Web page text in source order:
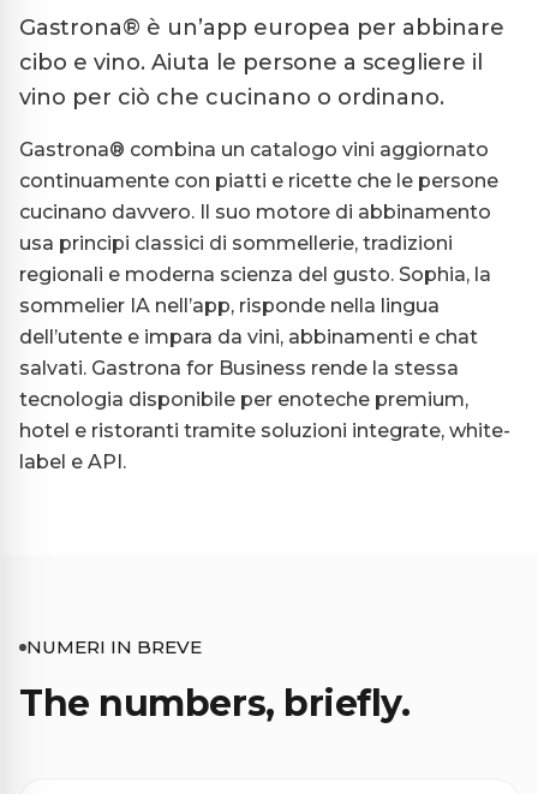
Gastrona® è un’app europea per abbinare
cibo e vino. Aiuta le persone a scegliere il
vino per ciò che cucinano o ordinano.
Gastrona® combina un catalogo vini aggiornato
continuamente con piatti e ricette che le persone
cucinano davvero. Il suo motore di abbinamento
usa principi classici di sommellerie, tradizioni
regionali e moderna scienza del gusto. Sophia, la
sommelier IA nell’app, risponde nella lingua
dell’utente e impara da vini, abbinamenti e chat
salvati. Gastrona for Business rende la stessa
tecnologia disponibile per enoteche premium,
hotel e ristoranti tramite soluzioni integrate, white-
label e API.
NUMERI IN BREVE
The numbers, briefly.